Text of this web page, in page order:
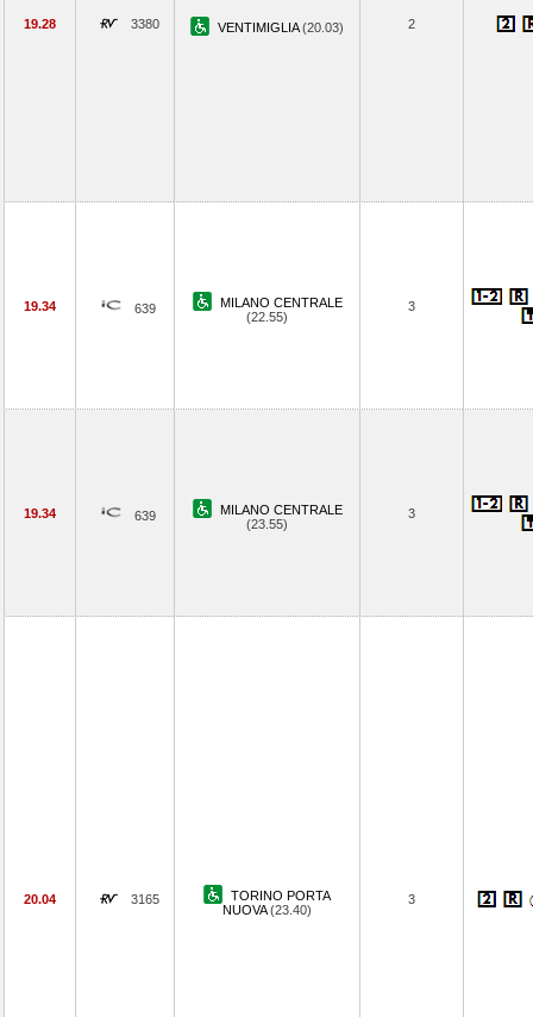
19.28 3380 VENTIMIGLIA(20.03) 2
19.34 639
MILANO CENTRALE
(22.55)
3
19.34 639
MILANO CENTRALE
(23.55)
3
20.04 3165
TORINO PORTA
NUOVA(23.40)
3